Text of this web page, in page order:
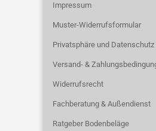
Impressum
Muster-Widerrufsformular
Privatsphäre und Datenschutz
Versand- &
Widerrufsrecht
Fachberatung & Außendienst
Ratgeber Bodenbeläge